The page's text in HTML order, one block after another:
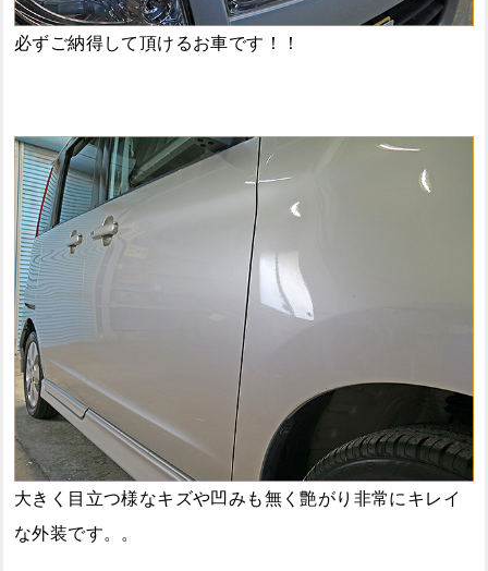
必ずご納得して頂けるお車です！！
大きく目立つ様なキズや凹みも無く艶がり非常にキレイ
な外装です。。